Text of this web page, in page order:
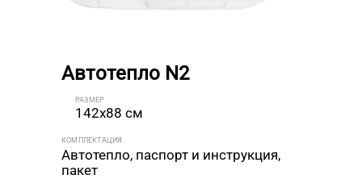
Автотепло N2
РАЗМЕР
142x88 см
КОМПЛЕКТАЦИЯ
Автотепло, паспорт и инструкция,
пакет